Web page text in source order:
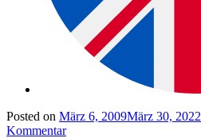
Posted on März 6, 2009März 30, 2022
Kommentar